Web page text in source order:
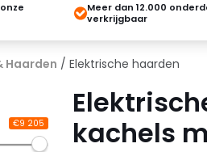
Meer dan 12.000
verkrijgbaar
Haarden / Elektrische haarden
€9 205
kachels